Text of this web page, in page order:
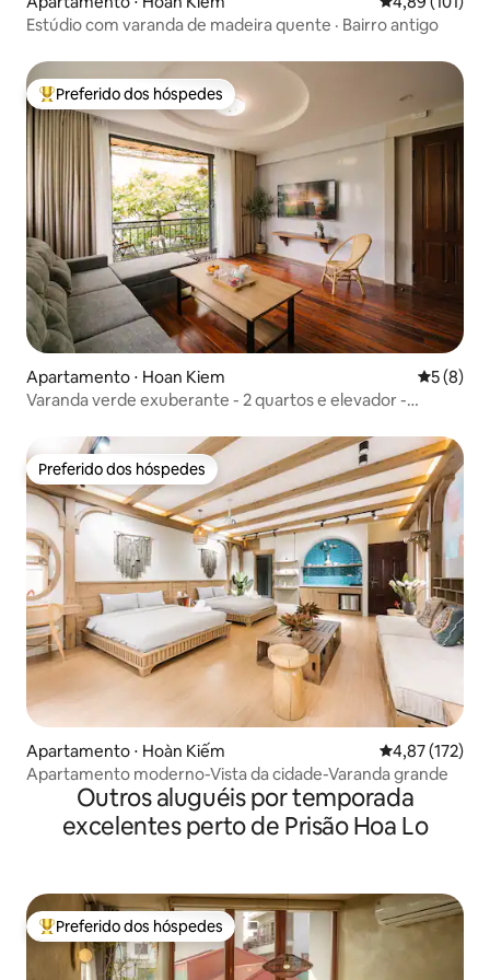
Estúdio com varanda de madeira quente · Bairro antigo
Entre os melhores preferidos dos hóspedes
Preferido dos hóspedes
Apartamento ⋅ Hoan Kiem 5 de
5 (8)
Varanda verde exuberante - 2 quartos e elevador -
Preferido dos hóspedes
Preferido dos hóspedes
Apartamento ⋅ Hoàn Kiếm 4,87 de uma
4,87 (172)
Apartamento moderno-Vista da cidade-Varanda grande
Outros aluguéis por temporada
excelentes perto de Prisão Hoa Lo
Entre os melhores preferidos dos hóspedes
Preferido dos hóspedes